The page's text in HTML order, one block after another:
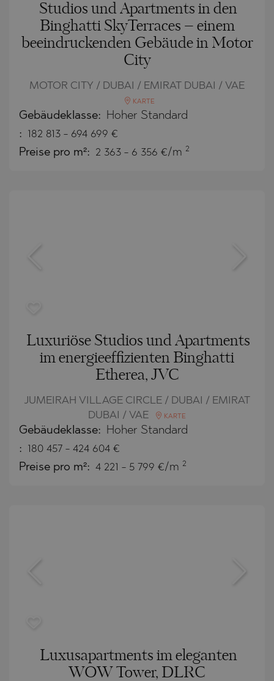
Studios und Apartments in den
Binghatti SkyTerraces – einem
beeindruckenden Gebäude in Motor
City
MOTOR CITY / DUBAI / EMIRAT DUBAI / VAE
KARTE
Gebäudeklasse: Hoher Standard
: 182 813 - 694 699 €
Preise pro m²: 2 363 - 6 356 €/m 2
Luxuriöse Studios und Apartments
im energieeffizienten Binghatti
Etherea, JVC
JUMEIRAH VILLAGE CIRCLE / DUBAI / EMIRAT
DUBAI / VAE
KARTE
Gebäudeklasse: Hoher Standard
: 180 457 - 424 604 €
Preise pro m²: 4 221 - 5 799 €/m 2
Luxusapartments im eleganten
WOW Tower, DLRC